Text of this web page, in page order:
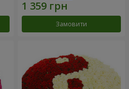
Замовити